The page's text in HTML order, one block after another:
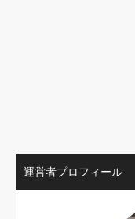
運営者プロフィール